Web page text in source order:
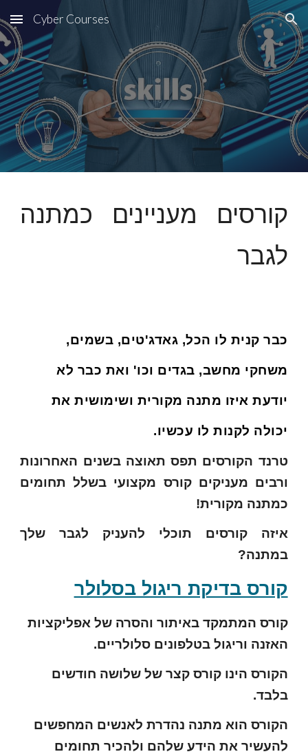
Skip to main content Skip to navigation
Cyber Courses
קורסים מעניינים כמתנה
לגבר
כבר קנית לו הכל, גאדג'טים, בשמים,
משחקי מחשב, בגדים וכו' ואת כבר לא
יודעת איזו מתנה מקורית ושימושית את
יכולה לקנות לו עכשיו.
טרנד הקורסים תפס תאוצה בשנים האחרונות
ורבים מעניקים קורס מקצועי בשלל תחומים
כמתנה מקורית!
איזה קורסים תוכלי להעניק לגבר שלך
במתנה?
קורס בדיקת ריגול בסלולר
קורס המתמקד באיתור והסרה של אפליקציות
האזנה וריגול בטלפונים סלולריים.
הקורס הינו קורס קצר של שלושה חודשים
בלבד.
הקורס הוא מתנה נהדרת לאנשים המחפשים
להעשיר את הידע שלהם ולהכיר תחומים